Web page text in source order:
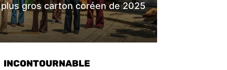
gros carton coréen de 2025
INCONTOURNABLE